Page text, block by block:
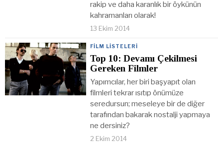
rakip ve daha karanlık bir öykünün
kahramanları olarak!
13 Ekim 2014
FILM LISTELERI
Top 10: Devamı Çekilmesi
Gereken Filmler
Yapımcılar, her biri başyapıt olan
filmleri tekrar ısıtıp önümüze
seredursun; meseleye bir de diğer
tarafından bakarak nostalji yapmaya
ne dersiniz?
2 Ekim 2014